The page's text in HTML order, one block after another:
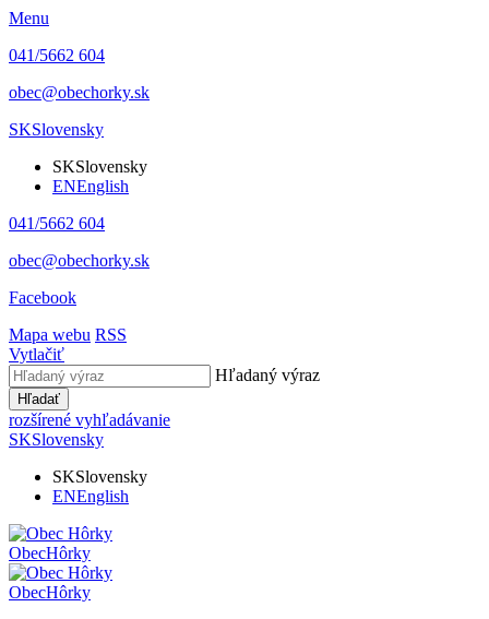
Menu
041/5662 604
obec@obechorky.sk
SKSlovensky
SKSlovensky
ENEnglish
041/5662 604
obec@obechorky.sk
Facebook
Mapa webu RSS
Vytlačiť
Hľadaný výraz
Hľadať
rozšírené vyhľadávanie
SKSlovensky
SKSlovensky
ENEnglish
ObecHôrky
ObecHôrky